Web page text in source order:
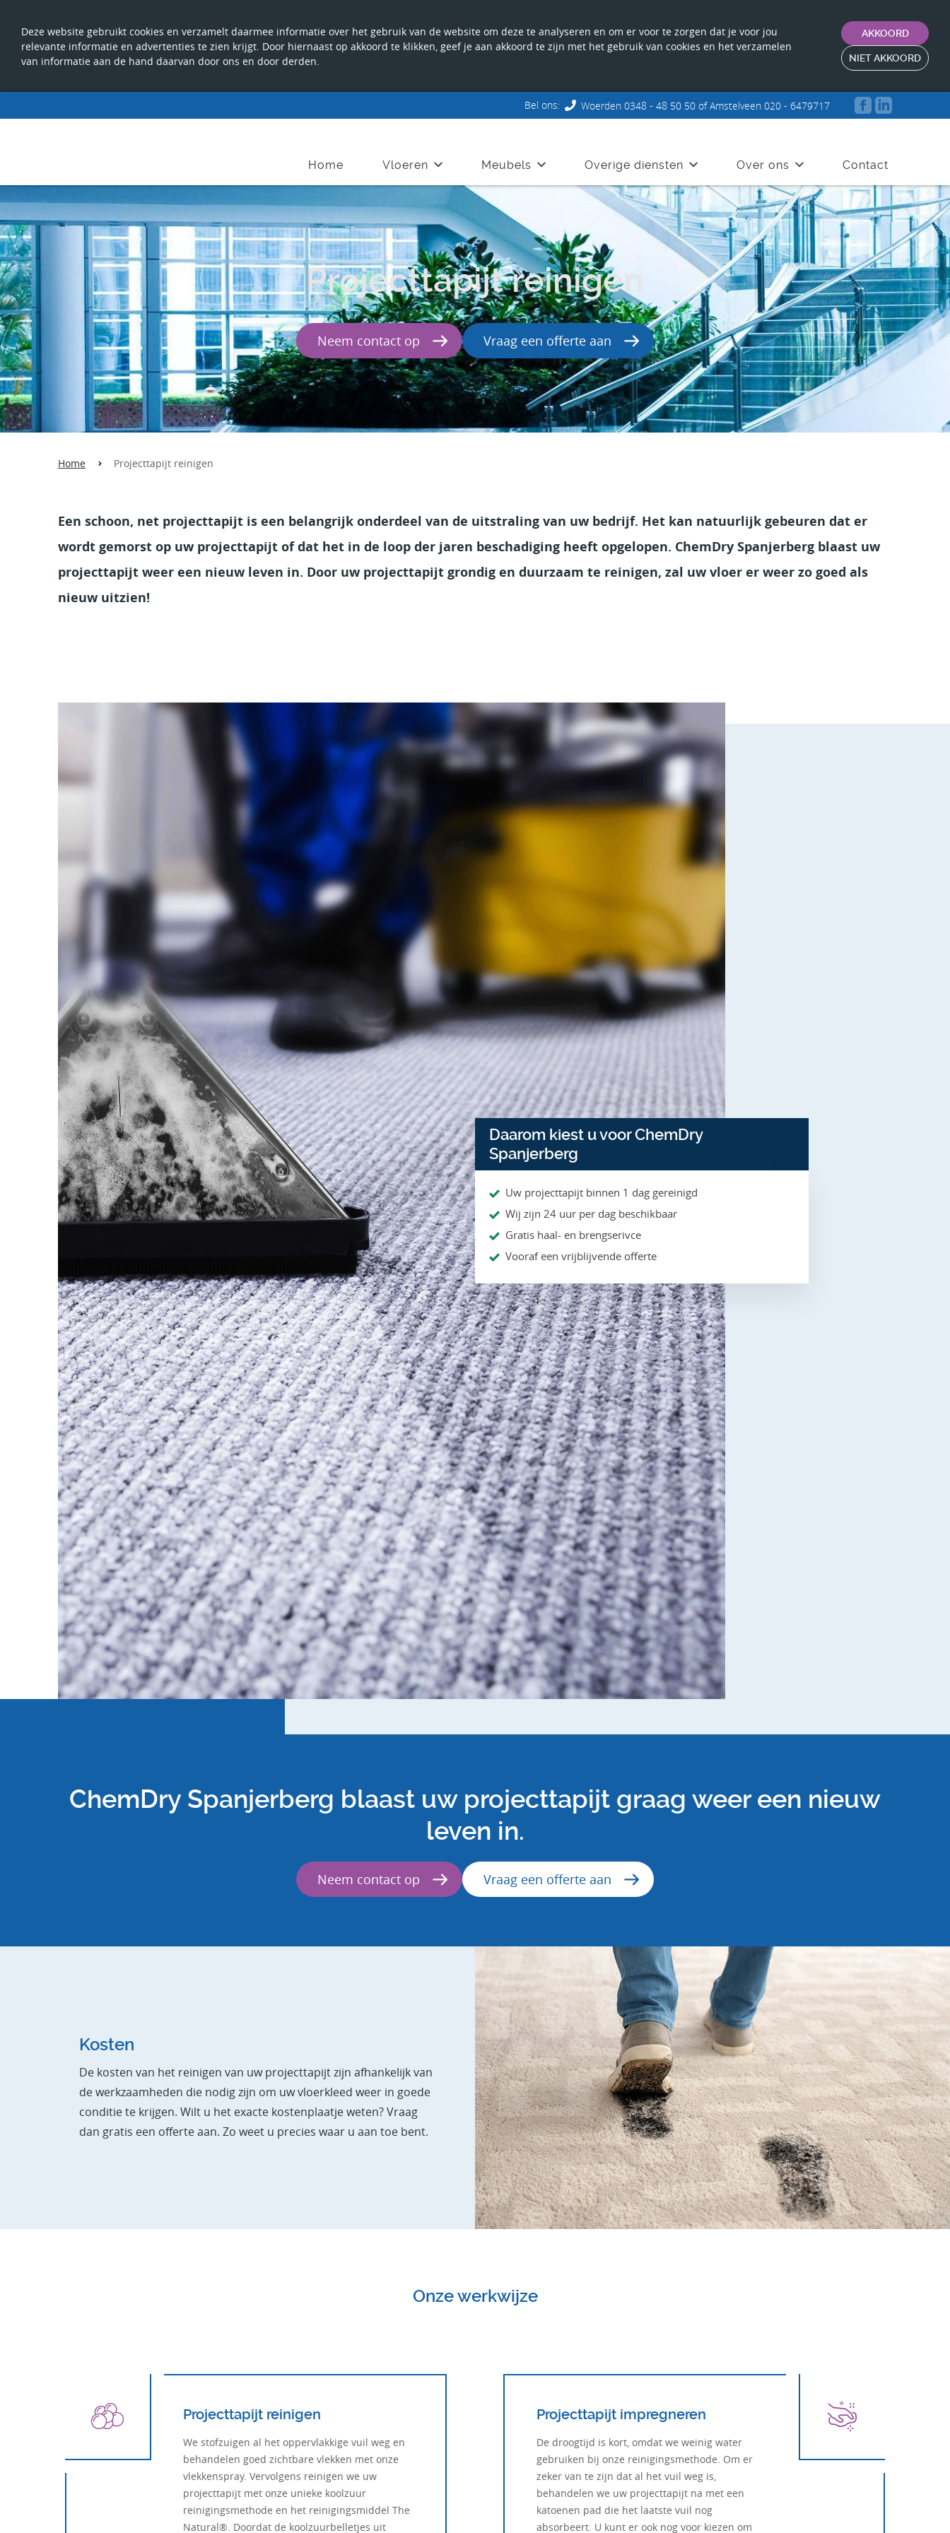
Deze website gebruikt cookies en verzamelt daarmee informatie over het gebruik van de website om deze te analyseren en om er voor te zorgen dat je voor jou
relevante informatie en advertenties te zien krijgt. Door hiernaast op akkoord te klikken, geef je aan akkoord te zijn met het gebruik van cookies en het verzamelen
van informatie aan de hand daarvan door ons en door derden.
AKKOORD
NIET AKKOORD
Bel ons: Woerden 0348 - 48 50 50 of Amstelveen 020 - 6479717
Home Vloeren Meubels Overige diensten Over ons Contact
Projecttapijt reinigen
Neem contact op Vraag een offerte aan
Home Projecttapijt reinigen
Een schoon, net projecttapijt is een belangrijk onderdeel van de uitstraling van uw bedrijf. Het kan natuurlijk gebeuren dat er
wordt gemorst op uw projecttapijt of dat het in de loop der jaren beschadiging heeft opgelopen. ChemDry Spanjerberg blaast uw
projecttapijt weer een nieuw leven in. Door uw projecttapijt grondig en duurzaam te reinigen, zal uw vloer er weer zo goed als
nieuw uitzien!
Daarom kiest u voor ChemDry
Spanjerberg
Uw projecttapijt binnen 1 dag gereinigd
Wij zijn 24 uur per dag beschikbaar
Gratis haal- en brengserivce
Vooraf een vrijblijvende offerte
ChemDry Spanjerberg blaast uw projecttapijt graag weer een nieuw
leven in.
Neem contact op Vraag een offerte aan
Kosten
De kosten van het reinigen van uw projecttapijt zijn afhankelijk van
de werkzaamheden die nodig zijn om uw vloerkleed weer in goede
conditie te krijgen. Wilt u het exacte kostenplaatje weten? Vraag
dan gratis een offerte aan. Zo weet u precies waar u aan toe bent.
Onze werkwijze
Projecttapijt reinigen
We stofzuigen al het oppervlakkige vuil weg en
behandelen goed zichtbare vlekken met onze
vlekkenspray. Vervolgens reinigen we uw
projecttapijt met onze unieke koolzuur
reinigingsmethode en het reinigingsmiddel The
Natural®. Doordat de koolzuurbelletjes uit
Projecttapijt impregneren
De droogtijd is kort, omdat we weinig water
gebruiken bij onze reinigingsmethode. Om er
zeker van te zijn dat al het vuil weg is,
behandelen we uw projecttapijt na met een
katoenen pad die het laatste vuil nog
absorbeert. U kunt er ook nog voor kiezen om